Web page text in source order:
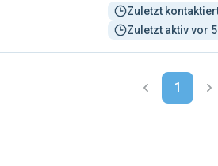
Zuletzt
Zuletzt aktiv vor
1